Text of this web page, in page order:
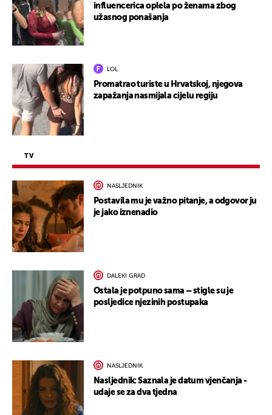
influencerica oplela po ženama zbog
užasnog ponašanja
LOL
Promatrao turiste u Hrvatskoj, njegova
zapažanja nasmijala cijelu regiju
TV
NASLJEDNIK
Postavila mu je važno pitanje, a odgovor ju
je jako iznenadio
DALEKI GRAD
Ostala je potpuno sama – stigle su je
posljedice njezinih postupaka
NASLJEDNIK
Nasljednik: Saznala je datum vjenčanja -
udaje se za dva tjedna